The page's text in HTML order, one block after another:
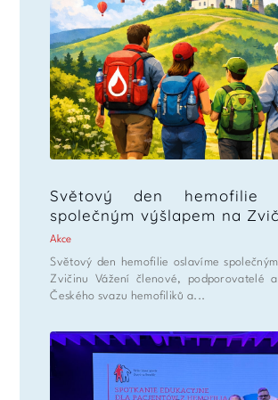
Světový den hemofilie
společným výšlapem na
Akce
Světový den hemofilie oslavíme
Zvičinu Vážení členové, podporovatelé a
Českého svazu hemofiliků a...